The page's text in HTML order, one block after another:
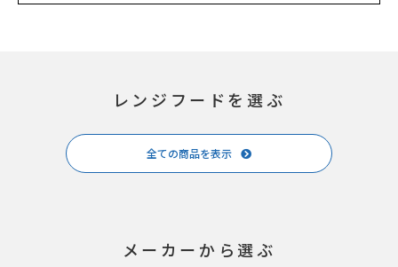
レンジフードを選ぶ
全ての商品を表示
メーカーから選ぶ